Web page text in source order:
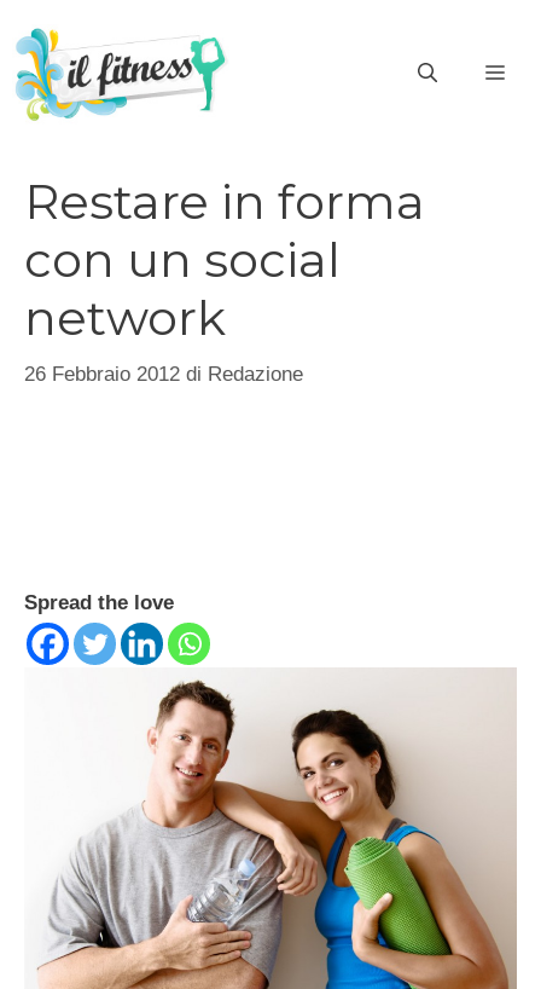
contenuto
Restare in forma
con un social
network
26 Febbraio 2012 di Redazione
Spread the love